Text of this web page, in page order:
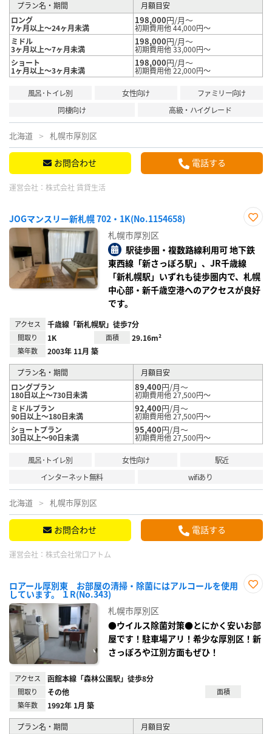
プラン名・期間
月額目安
ロング
7ヶ月以上～24ヶ月未満
198,000円/月～
初期費用他 44,000円～
ミドル
3ヶ月以上～7ヶ月未満
198,000円/月～
初期費用他 33,000円～
ショート
1ヶ月以上～3ヶ月未満
198,000円/月～
初期費用他 22,000円～
風呂･トイレ別 女性向け
ファミリー向け
同棲向け
高級・ハイグレード
北海道 札幌市厚別区
お問合わせ 電話する
運営会社： 株式会社 賃貸生活
JOGマンスリー新札幌 702・1K(No.1154658)
り登
録
札幌市厚別区
駅徒歩圏・複数路線利用可 地下鉄
東西線「新さっぽろ駅」、JR千歳線
「新札幌駅」いずれも徒歩圏内で、札幌
中心部・新千歳空港へのアクセスが良好
です。
アクセス 千歳線「新札幌駅」徒歩7分
間取り 1K 面積 29.16m²
築年数 2003年 11月 築
プラン名・期間
月額目安
ロングプラン
180日以上～730日未満
89,400円/月～
初期費用他 27,500円～
ミドルプラン
90日以上～180日未満
92,400円/月～
初期費用他 27,500円～
ショートプラン
30日以上～90日未満
95,400円/月～
初期費用他 27,500円～
風呂･トイレ別 女性向け
駅近
インターネット無料
wifiあり
北海道 札幌市厚別区
お問合わせ 電話する
運営会社： 株式会社常口アトム
ロアール厚別東 お部屋の清掃・除菌にはアルコールを使用
しています。 １R(No.343)
録
札幌市厚別区
●ウイルス除菌対策●とにかく安いお部
屋です！駐車場アリ！希少な厚別区！新
さっぽろや江別方面もぜひ！
アクセス 函館本線「森林公園駅」徒歩8分
間取り その他
面積
築年数
1992年 1月 築
プラン名・期間
月額目安